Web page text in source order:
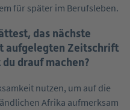
für später im Berufsleben.
das nächste
aufgelegten Zeitschrift
drauf machen?
nutzen, um auf die
Afrika aufmerksam